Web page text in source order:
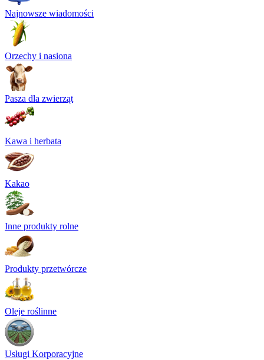
Najnowsze wiadomości
Orzechy i nasiona
Pasza dla zwierząt
Kawa i herbata
Kakao
Inne produkty rolne
Produkty przetwórcze
Oleje roślinne
Usługi Korporacyjne